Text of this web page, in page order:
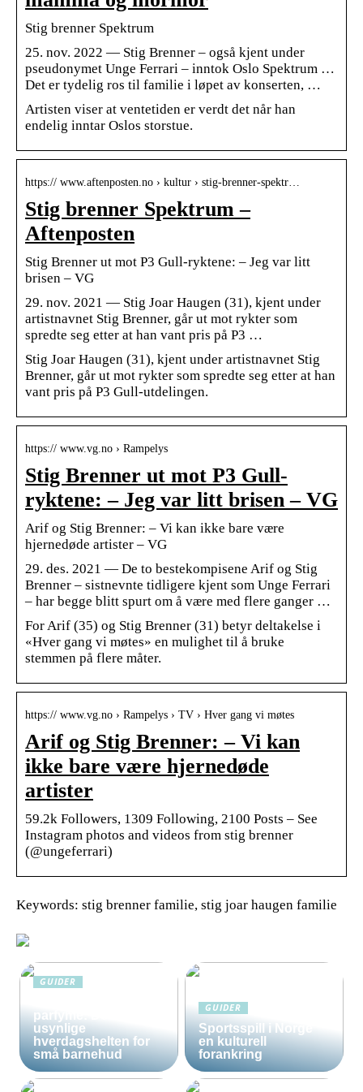
Stig brenner Spektrum
25. nov. 2022 — Stig Brenner – også kjent under
pseudonymet Unge Ferrari – inntok Oslo Spektrum …
Det er tydelig ros til familie i løpet av konserten, …
Artisten viser at ventetiden er verdt det når han
endelig inntar Oslos storstue.
https:// www.aftenposten.no › kultur › stig-brenner-spektr…
Stig brenner Spektrum –
Aftenposten
Stig Brenner ut mot P3 Gull-ryktene: – Jeg var litt
brisen – VG
29. nov. 2021 — Stig Joar Haugen (31), kjent under
artistnavnet Stig Brenner, går ut mot rykter som
spredte seg etter at han vant pris på P3 …
Stig Joar Haugen (31), kjent under artistnavnet Stig
Brenner, går ut mot rykter som spredte seg etter at han
vant pris på P3 Gull-utdelingen.
https:// www.vg.no › Rampelys
Stig Brenner ut mot P3 Gull-
ryktene: – Jeg var litt brisen – VG
Arif og Stig Brenner: – Vi kan ikke bare være
hjernedøde artister – VG
29. des. 2021 — De to bestekompisene Arif og Stig
Brenner – sistnevnte tidligere kjent som Unge Ferrari
– har begge blitt spurt om å være med flere ganger …
For Arif (35) og Stig Brenner (31) betyr deltakelse i
«Hver gang vi møtes» en mulighet til å bruke
stemmen på flere måter.
https:// www.vg.no › Rampelys › TV › Hver gang vi møtes
Arif og Stig Brenner: – Vi kan
ikke bare være hjernedøde
artister
59.2k Followers, 1309 Following, 2100 Posts – See
Instagram photos and videos from stig brenner
(@ungeferrari)
Keywords: stig brenner familie, stig joar haugen familie
GUIDER
parfyme: Den
usynlige
hverdagshelten for
små barnehud
GUIDER
Sportsspill i Norge
en kulturell
forankring